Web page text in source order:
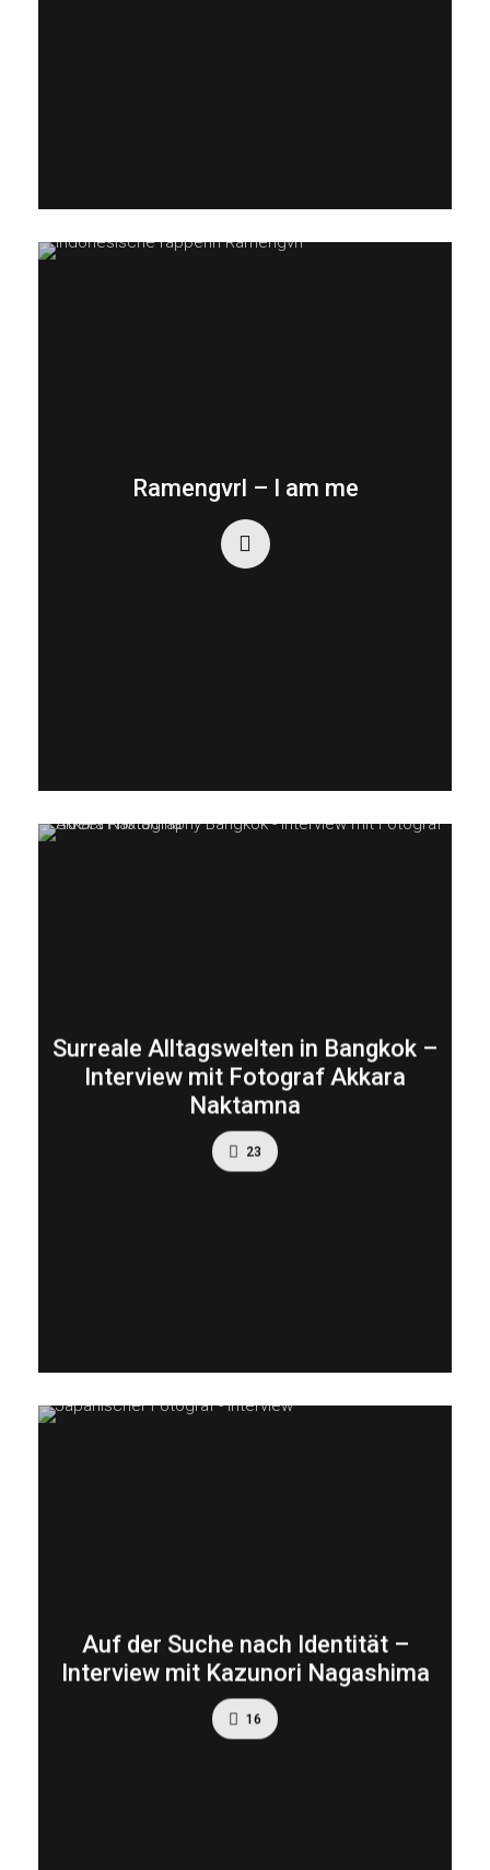
Ramengvrl – I am me
Surreale Alltagswelten in Bangkok –
Interview mit Fotograf Akkara
Naktamna
23
Auf der Suche nach Identität –
Interview mit Kazunori Nagashima
16